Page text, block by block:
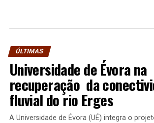
ÚLTIMAS
Universidade de Évora na
recuperação da
fluvial do rio Erges
A Universidade de Évora (UÉ) integra o